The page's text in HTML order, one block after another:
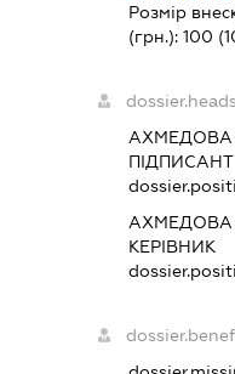
Розмір
(грн.): 100
АХМЕДОВА
ПІДПИСАНТ
АХМЕДОВА
КЕРІВНИК